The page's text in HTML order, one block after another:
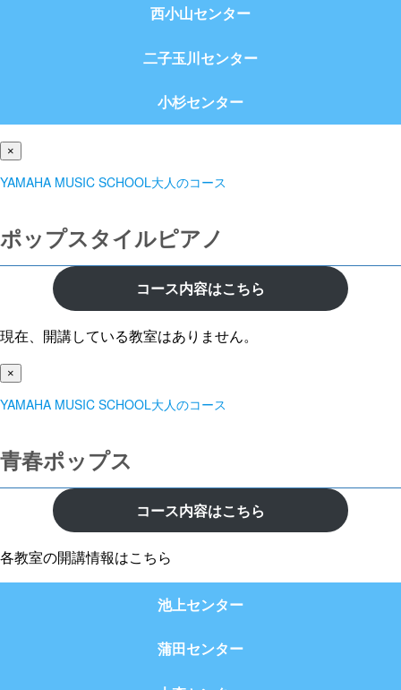
西小山センター
二子玉川センター
小杉センター
×
YAMAHA MUSIC SCHOOL大人のコース
ポップスタイルピアノ
コース内容はこちら
現在、開講している教室はありません。
×
YAMAHA MUSIC SCHOOL大人のコース
青春ポップス
コース内容はこちら
各教室の開講情報はこちら
池上センター
蒲田センター